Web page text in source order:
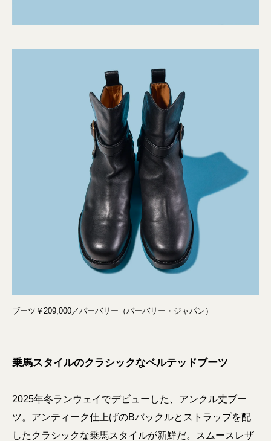
ブーツ￥209,000／バーバリー（バーバリー・ジャパン）
乗馬スタイルのクラシックなベルテッドブーツ
2025年冬ランウェイでデビューした、アンクル丈ブー
ツ。アンティーク仕上げのBバックルとストラップを配
したクラシックな乗馬スタイルが新鮮だ。スムースレザ